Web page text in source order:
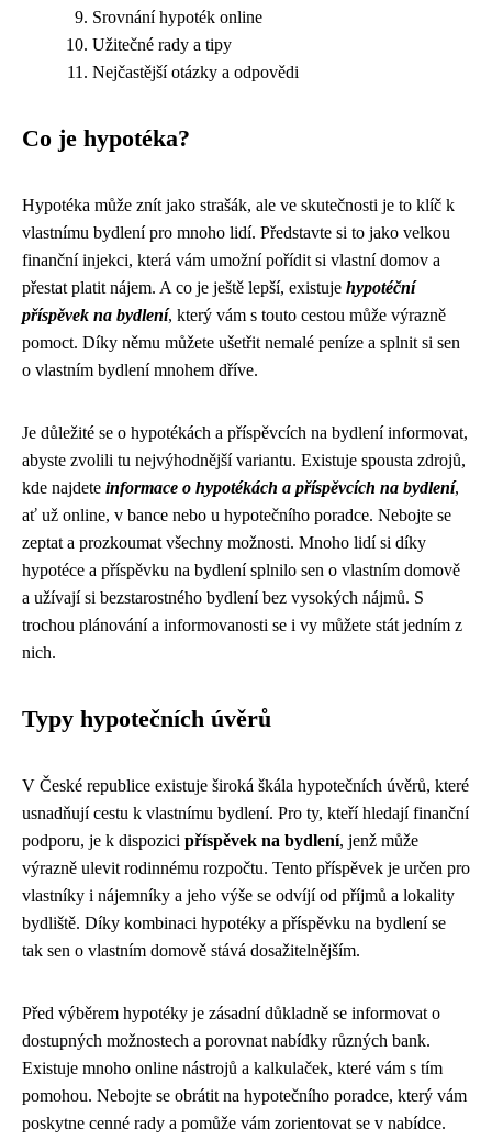
Srovnání hypoték online
Užitečné rady a tipy
Nejčastější otázky a odpovědi
Co je hypotéka?
Hypotéka může znít jako strašák, ale ve skutečnosti je to klíč k
vlastnímu bydlení pro mnoho lidí. Představte si to jako velkou
finanční injekci, která vám umožní pořídit si vlastní domov a
přestat platit nájem. A co je ještě lepší, existuje hypotéční
příspěvek na bydlení, který vám s touto cestou může výrazně
pomoct. Díky němu můžete ušetřit nemalé peníze a splnit si sen
o vlastním bydlení mnohem dříve.
Je důležité se o hypotékách a příspěvcích na bydlení informovat,
abyste zvolili tu nejvýhodnější variantu. Existuje spousta zdrojů,
kde najdete informace o hypotékách a příspěvcích na bydlení,
ať už online, v bance nebo u hypotečního poradce. Nebojte se
zeptat a prozkoumat všechny možnosti. Mnoho lidí si díky
hypotéce a příspěvku na bydlení splnilo sen o vlastním domově
a užívají si bezstarostného bydlení bez vysokých nájmů. S
trochou plánování a informovanosti se i vy můžete stát jedním z
nich.
Typy hypotečních úvěrů
V České republice existuje široká škála hypotečních úvěrů, které
usnadňují cestu k vlastnímu bydlení. Pro ty, kteří hledají finanční
podporu, je k dispozici příspěvek na bydlení, jenž může
výrazně ulevit rodinnému rozpočtu. Tento příspěvek je určen pro
vlastníky i nájemníky a jeho výše se odvíjí od příjmů a lokality
bydliště. Díky kombinaci hypotéky a příspěvku na bydlení se
tak sen o vlastním domově stává dosažitelnějším.
Před výběrem hypotéky je zásadní důkladně se informovat o
dostupných možnostech a porovnat nabídky různých bank.
Existuje mnoho online nástrojů a kalkulaček, které vám s tím
pomohou. Nebojte se obrátit na hypotečního poradce, který vám
poskytne cenné rady a pomůže vám zorientovat se v nabídce.